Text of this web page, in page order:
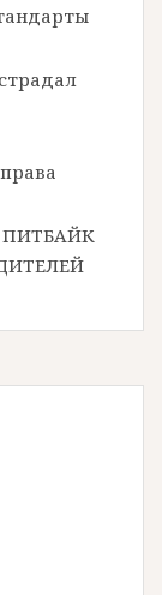
ПИТБАЙК